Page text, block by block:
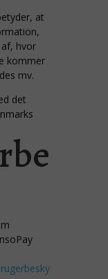
at
hvor
kommer
mv.
det